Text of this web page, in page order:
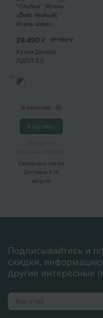
28 490 P 37 992 P
Кухня Денвер
ЛДСП 2.0
ателье светлый,
белый...
В наличии
В корзину
Самовывоз завтра
Доставка с 10
августа
Подписывайтесь и
скидки,
другие интересные